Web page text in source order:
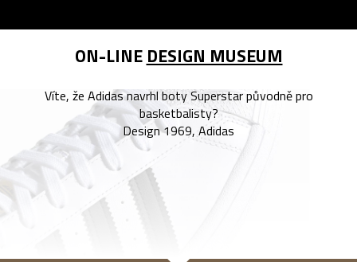
ON-LINE DESIGN MUSEUM
Víte, že Adidas navrhl boty Superstar původně pro
basketbalisty?
Design 1969, Adidas